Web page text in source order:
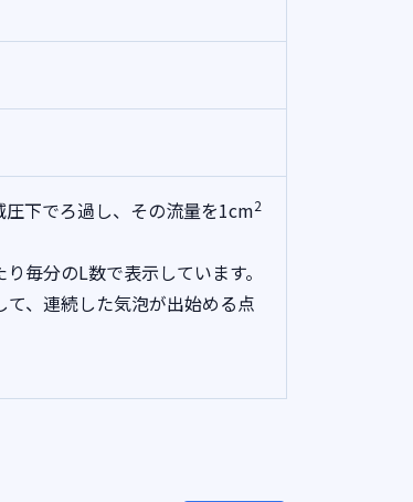
下でろ過し、その流量を1cm2
り毎分のL数で表示しています。
、連続した気泡が出始める点